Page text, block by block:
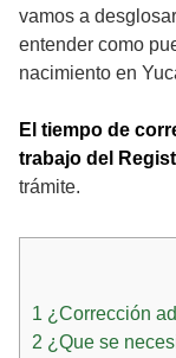
vamos a
entender como
nacimiento en
El tiempo de
trabajo del
trámite.
1 ¿Corrección
2 ¿Que se